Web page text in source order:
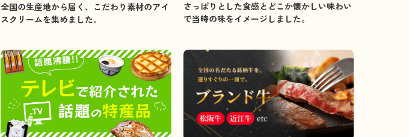
全国の生産地から届く、こだわり素材のアイ
スクリームを集めました。
さっぱりとした食感とどこか懐かしい味わい
で当時の味をイメージしました。